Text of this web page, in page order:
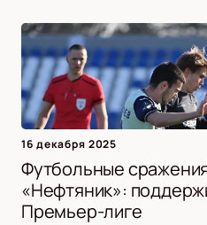
16 декабря 2025
Футбольные
«Нефтяник»:
Премьер-лиге